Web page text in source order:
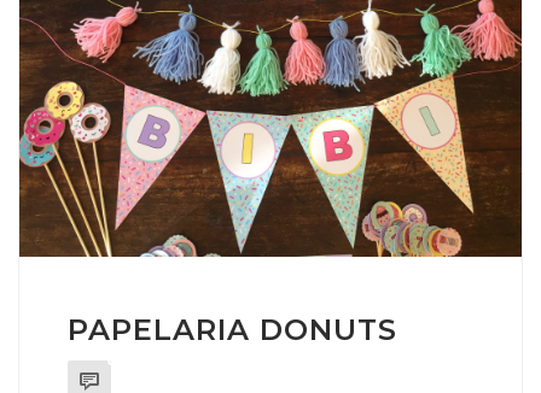
PAPELARIA DONUTS
0